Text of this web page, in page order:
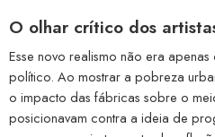
O olhar crítico dos
Esse novo realismo não era
político. Ao mostrar a pobreza
o impacto das fábricas sobre o
posicionavam contra a ideia de